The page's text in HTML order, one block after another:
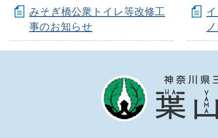
みそぎ橋公衆トイレ等改修工
事のお知らせ